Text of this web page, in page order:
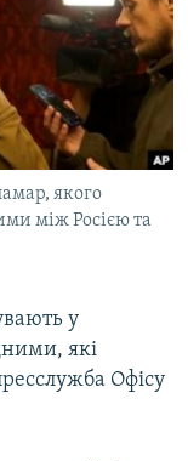
якого
між Росією та
у
які
Офісу